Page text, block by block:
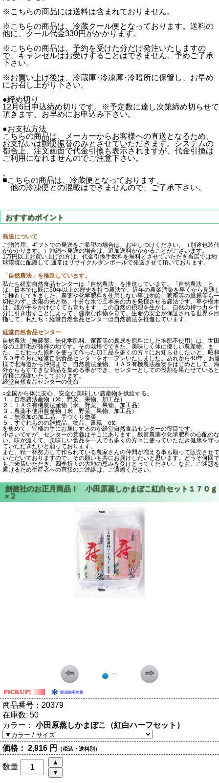
※こちらの商品には送料は含まれておりません。
※こちらの商品は、冷蔵クール便となっております。送料の
他に、クール代金330円がかかります。
※こちらの商品は、予約を受けた分だけ発注いたしますの
で、キャンセルはお受けすることはできません。予めご了承
下さい。
※お買い上げ後は、冷蔵庫･冷凍庫･冷暗所に保管し、お早め
にお召し上がり下さい。
●締め切り
12月6日申込締め切りです。※予定数に達し次第締め切らせて
頂きます。お早めにお申込み下さい。
●お支払方法
こちらの商品は、メーカーからお客様への直送となるため、
お支払いは郵便振替のみとさせていただきます。システムの
都合上、注文画面で代金引換も表示されますが、代金引換は
ご利用になれませんのでご注意下さい。
。
■こちらの商品は、冷蔵便となっております。
他の冷凍便との混載はできませんので、ご了承下さい。
発送について
ご贈答用、ギフトでの発送をご希望の場合は、お申しつけください。（別途包装代
がかかります。）沖縄へ発送の場合は、追加送料がかかることがございます。
1万円以上お買い上げの方は、代金引換手数料を無料とさせていただき当店では地
球環境に配慮して,通常はリサイクルダンボールで発送させて頂いております。
「自然農法」を推進しています。
私たち経堂自然食品センターは「自然農法」を推進しています。「自然農法」と
は、日本では既に50年以上の歴史を持つ農法で、近年の農業汚染を早くから見通
て推進してきました。農薬や化学肥料を使用しない事は勿論、家畜等の糞尿等も一
切使わず、太陽の光と熱、十分な水で土本来の力を発揮させる農法です。草や樹木
は、誰が手をかけなくても育ちます。この自然の摂理を生かし、自然の持つ力を十
分に引き出すことによって、健康な作物を育て、生命の安全が保証される世界を目
指して、私たち：経堂自然食品センターは自然農法を推進しています。
経堂自然食品センター
自然農法（無農薬、無化学肥料、家畜等の糞尿を原料にした堆肥不使用）は、世田
谷の上野毛が発祥の地です。その栽培でできた、美味しく体に優しい農産物、ま
た、こだわった原料を使って作った加工品を多くの方々にお知らせしたいと、昭和
５０年６月に経堂自然食品センターをオープンいたしました。あれから40年、お
様で北海道から沖縄まで、自然農法産物、ＪＡＳ有機農法産物をはじめとして、海
外からもすてきな商品を集める事ができ、センターとしての役割を果たせていると
皆様に感謝いたしております。
経堂自然食品センターの使命
------------------------------------------------------------
○全国から体に安心、安全な美味しい農産物を供給する。
１．自然農法産物（米、野菜、果物、加工品）
２．ＪＡＳ有機農法産物（米、野菜、果物、加工品）
３．農薬不使用農産物（米、野菜、果物、加工品）
４．無添加の加工品、手づくり惣菜
５．すぐれものの雑貨品、物品、書籍 etc
を集めて、皆様の手にお届けするのが経堂自然食品センターの役目です。
小さいですが、センターの意義はそこにあります。残留農薬や化学肥料の心配のな
い、味が濃くて、美味しい食品を一人でも多くの方々に使っていただき健康を守っ
ていただきたいと願っております。
また、精一杯努力して作られている農家さんの仲間が増える事も願って販売させて
いただいておりますので、その願いも共にお届けしたいと思います。どうぞ何回で
もご来店いただき、四季折々の大地の恵みを受けとってください。なお、ご迷惑を
避けるため生産者への直接のご連絡は、ご遠慮ください。
商品番号： 20379
在庫数: 50
カラー： 小田原蒸しかまぼこ（紅白ハーフセット）
価格： 2,916 円 （税込・送料別）
数量